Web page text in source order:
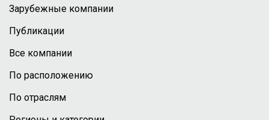
Зарубежные компании
Публикации
Все компании
По расположению
По отраслям